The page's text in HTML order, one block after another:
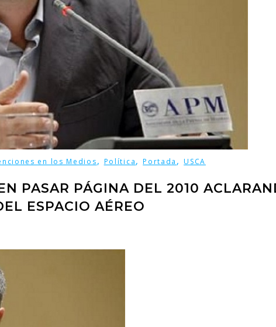
en los Medios, Política,Portada ,USCA
PASAR PÁGINA DEL 2010
ESPACIO AÉREO